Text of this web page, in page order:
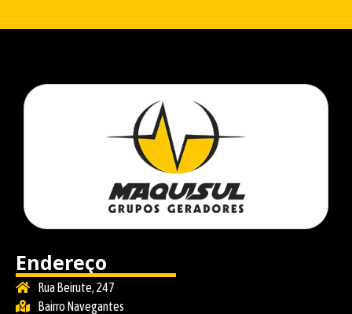
Endereço
Rua Beirute, 247
Bairro Navegantes